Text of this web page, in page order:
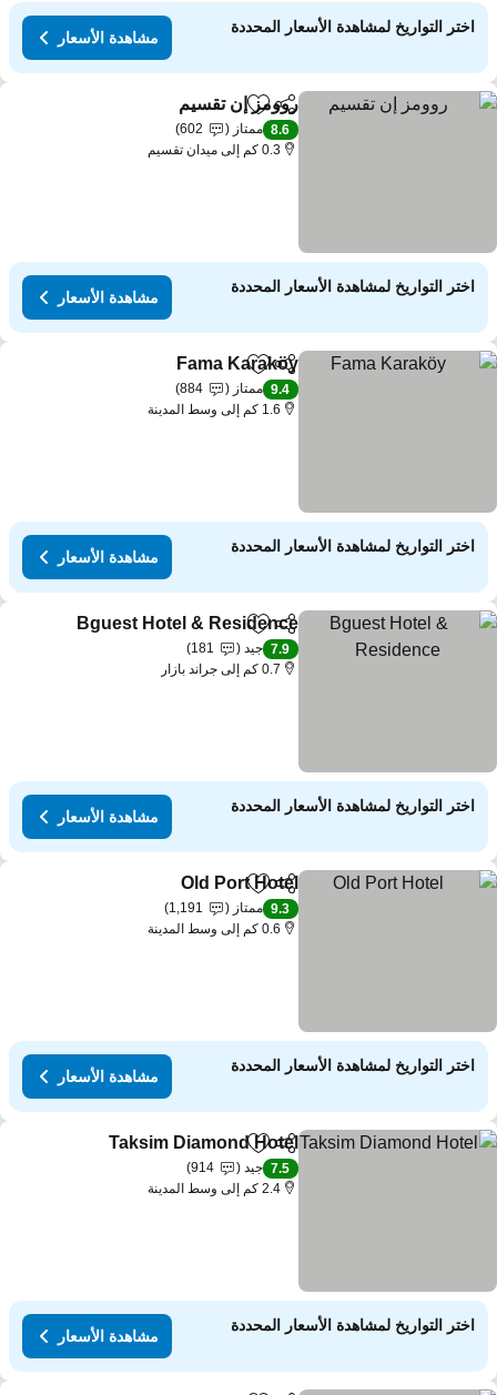
اختر التواريخ لمشاهدة الأسعار المحددة
مشاهدة الأسعار
مشاركةAdd to favorites
روومز إن تقسيم
8.6 ممتاز
602
0.3 كم إلى ميدان تقسيم
اختر التواريخ لمشاهدة الأسعار المحددة
مشاهدة الأسعار
مشاركةAdd to favorites
Fama Karaköy
9.4 ممتاز
884
1.6 كم إلى وسط المدينة
اختر التواريخ لمشاهدة الأسعار المحددة
مشاهدة الأسعار
مشاركةAdd to favorites
Bguest Hotel & Residence
7.9 جيد
181
0.7 كم إلى جراند بازار
اختر التواريخ لمشاهدة الأسعار المحددة
مشاهدة الأسعار
مشاركةAdd to favorites
Old Port Hotel
9.3 ممتاز
1,191
0.6 كم إلى وسط المدينة
اختر التواريخ لمشاهدة الأسعار المحددة
مشاهدة الأسعار
مشاركةAdd to favorites
Taksim Diamond Hotel
7.5 جيد
914
2.4 كم إلى وسط المدينة
اختر التواريخ لمشاهدة الأسعار المحددة
مشاهدة الأسعار